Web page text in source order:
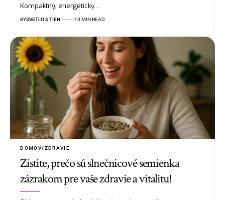
Kompaktný, energeticky…
BYSVETLO & TIEN 10 MIN READ
DOMOV/ZDRAVIE
Zistite, prečo sú slnečnicové semienka
zázrakom pre vaše zdravie a vitalitu!